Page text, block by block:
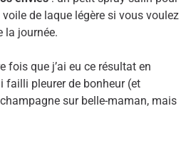
voile de laque légère si vous voulez
la journée.
fois que j’ai eu ce résultat en
failli pleurer de bonheur (et
sur belle-maman, mais